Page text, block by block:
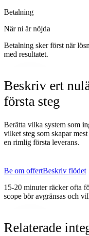
Betalning
När ni är nöjda
Betalning sker först när
med resultatet.
Beskriv ert
första steg
Berätta vilka system som
vilket steg som skapar
en rimlig första leverans.
Be om offertBeskriv flödet
15-20 minuter räcker ofta
scope bör avgränsas och
Relaterade